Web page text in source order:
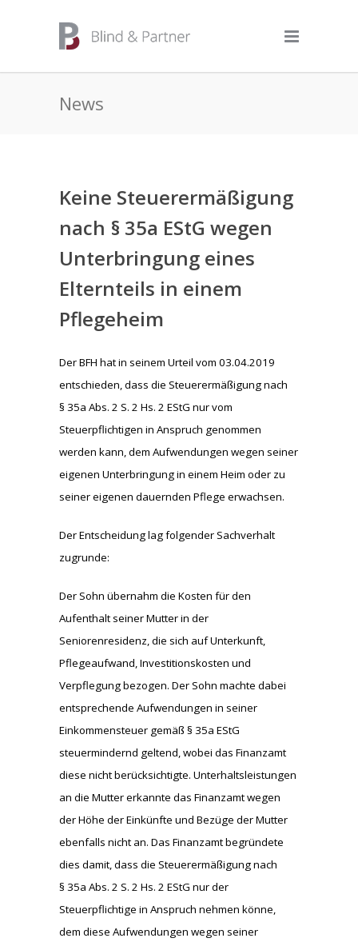
News
Keine Steuerermäßigung
nach § 35a EStG wegen
Unterbringung eines
Elternteils in einem
Pflegeheim
Der BFH hat in seinem Urteil vom 03.04.2019
entschieden, dass die Steuerermäßigung nach
§ 35a Abs. 2 S. 2 Hs. 2 EStG nur vom
Steuerpflichtigen in Anspruch genommen
werden kann, dem Aufwendungen wegen seiner
eigenen Unterbringung in einem Heim oder zu
seiner eigenen dauernden Pflege erwachsen.
Der Entscheidung lag folgender Sachverhalt
zugrunde:
Der Sohn übernahm die Kosten für den
Aufenthalt seiner Mutter in der
Seniorenresidenz, die sich auf Unterkunft,
Pflegeaufwand, Investitionskosten und
Verpflegung bezogen. Der Sohn machte dabei
entsprechende Aufwendungen in seiner
Einkommensteuer gemäß § 35a EStG
steuermindernd geltend, wobei das Finanzamt
diese nicht berücksichtigte. Unterhaltsleistungen
an die Mutter erkannte das Finanzamt wegen
der Höhe der Einkünfte und Bezüge der Mutter
ebenfalls nicht an. Das Finanzamt begründete
dies damit, dass die Steuerermäßigung nach
§ 35a Abs. 2 S. 2 Hs. 2 EStG nur der
Steuerpflichtige in Anspruch nehmen könne,
dem diese Aufwendungen wegen seiner